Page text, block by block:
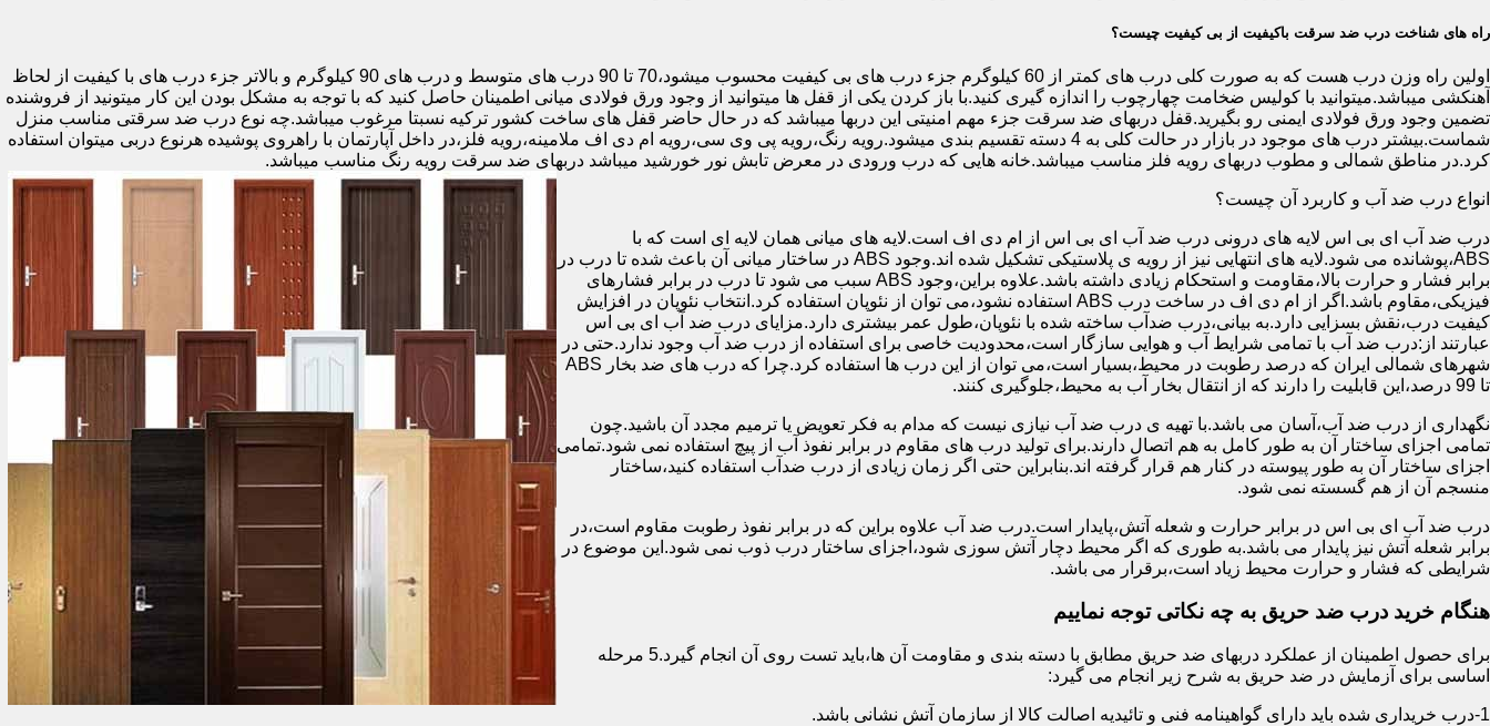
راه های شناخت درب ضد سرقت باکیفیت از بی کیفیت چیست؟
اولین راه وزن درب هست که به صورت کلی درب های کمتر از 60 کیلوگرم جزء درب های بی کیفیت محسوب میشود،70 تا 90 درب های متوسط و درب های 90 کیلوگرم و بالاتر جزء درب های با کیفیت از لحاظ
آهنکشی میباشد.میتوانید با کولیس ضخامت چهارچوب را اندازه گیری کنید.با باز کردن یکی از قفل ها میتوانید از وجود ورق فولادی میانی اطمینان حاصل کنید که با توجه به مشکل بودن این کار میتونید از فروشنده
تضمین وجود ورق فولادی ایمنی رو بگیرید.قفل دربهای ضد سرقت جزء مهم امنیتی این دربها میباشد که در حال حاضر قفل های ساخت کشور ترکیه نسبتا مرغوب میباشد.چه نوع درب ضد سرقتی مناسب منزل
شماست.بیشتر درب های موجود در بازار در حالت کلی به 4 دسته تقسیم بندی میشود.رویه رنگ،رویه پی وی سی،رویه ام دی اف ملامینه،رویه فلز،در داخل آپارتمان با راهروی پوشیده هرنوع دربی میتوان استفاده
کرد.در مناطق شمالی و مطوب دربهای رویه فلز مناسب میباشد.خانه هایی که درب ورودی در معرض تابش نور خورشید میباشد دربهای ضد سرقت رویه رنگ مناسب میباشد.
انواع درب ضد آب و کاربرد آن چیست؟
درب ضد آب ای بی اس لایه های درونی درب ضد آب ای بی اس از ام دی اف است.لایه های میانی همان لایه ای است که با
ABS،پوشانده می شود.لایه های انتهایی نیز از رویه ی پلاستیکی تشکیل شده اند.وجود ABS در ساختار میانی آن باعث شده تا درب در
برابر فشار و حرارت بالا،مقاومت و استحکام زیادی داشته باشد.علاوه براین،وجود ABS سبب می شود تا درب در برابر فشارهای
فیزیکی،مقاوم باشد.اگر از ام دی اف در ساخت درب ABS استفاده نشود،می توان از نئوپان استفاده کرد.انتخاب نئوپان در افزایش
کیفیت درب،نقش بسزایی دارد.به بیانی،درب ضدآب ساخته شده با نئوپان،طول عمر بیشتری دارد.مزایای درب ضد آب ای بی اس
عبارتند از:درب ضد آب با تمامی شرایط آب و هوایی سازگار است،محدودیت خاصی برای استفاده از درب ضد آب وجود ندارد.حتی در
شهرهای شمالی ایران که درصد رطوبت در محیط،بسیار است،می توان از این درب ها استفاده کرد.چرا که درب های ضد بخار ABS
تا 99 درصد،این قابلیت را دارند که از انتقال بخار آب به محیط،جلوگیری کنند.
نگهداری از درب ضد آب،آسان می باشد.با تهیه ی درب ضد آب نیازی نیست که مدام به فکر تعویض یا ترمیم مجدد آن باشید.چون
تمامی اجزای ساختار آن به طور کامل به هم اتصال دارند.برای تولید درب های مقاوم در برابر نفوذ آب از پیچ استفاده نمی شود.تمامی
اجزای ساختار آن به طور پیوسته در کنار هم قرار گرفته اند.بنابراین حتی اگر زمان زیادی از درب ضدآب استفاده کنید،ساختار
منسجم آن از هم گسسته نمی شود.
درب ضد آب ای بی اس در برابر حرارت و شعله آتش،پایدار است.درب ضد آب علاوه براین که در برابر نفوذ رطوبت مقاوم است،در
برابر شعله آتش نیز پایدار می باشد.به طوری که اگر محیط دچار آتش سوزی شود،اجزای ساختار درب ذوب نمی شود.این موضوع در
شرایطی که فشار و حرارت محیط زیاد است،برقرار می باشد.
هنگام خرید درب ضد حریق به چه نکاتی توجه نماییم
برای حصول اطمینان از عملکرد دربهای ضد حریق مطابق با دسته بندی و مقاومت آن ها،باید تست روی آن انجام گیرد.5 مرحله
اساسی برای آزمایش در ضد حریق به شرح زیر انجام می گیرد:
1-درب خریداری شده باید دارای گواهینامه فنی و تائیدیه اصالت کالا از سازمان آتش نشانی باشد.